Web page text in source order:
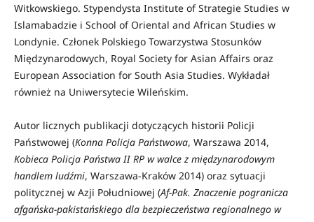
Witkowskiego. Stypendysta Institute of Strategie Studies w
Islamabadzie i School of Oriental and African Studies w
Londynie. Członek Polskiego Towarzystwa Stosunków
Międzynarodowych, Royal Society for Asian Affairs oraz
European Association for South Asia Studies. Wykładał
również na Uniwer­sytecie Wileńskim.
Autor licznych publikacji dotyczących historii Policji
Państwowej (Konna Policja Państwowa, Warszawa 2014,
Kobieca Policja Państwa II RP w walce z międzynarodowym
handlem ludźmi, Warszawa-Kraków 2014) oraz sytuacji
politycznej w Azji Południowej (Af-Pak. Znaczenie pogranicza
afgańska-pakistańskiego dla bezpieczeństwa regionalnego w